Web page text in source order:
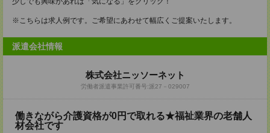
※こちらは求人例です。ご希望にあわせて幅広くご提案いたします。
派遣会社情報
株式会社ニッソーネット
労働者派遣事業許可番号:派27－029007
働きながら介護資格が0円で取れる★福祉業界の老舗人
材会社です